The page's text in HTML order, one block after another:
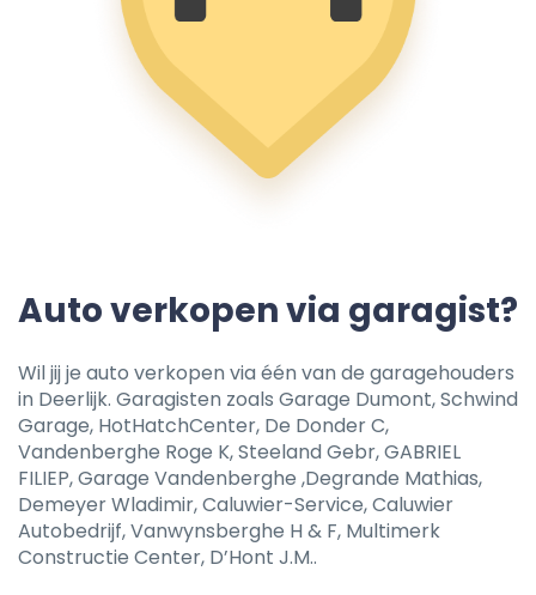
Auto verkopen via garagist?
Wil jij je auto verkopen via één van de garagehouders
in Deerlijk. Garagisten zoals Garage Dumont, Schwind
Garage, HotHatchCenter, De Donder C,
Vandenberghe Roge K, Steeland Gebr, GABRIEL
FILIEP, Garage Vandenberghe ,Degrande Mathias,
Demeyer Wladimir, Caluwier-Service, Caluwier
Autobedrijf, Vanwynsberghe H & F, Multimerk
Constructie Center, D’Hont J.M..